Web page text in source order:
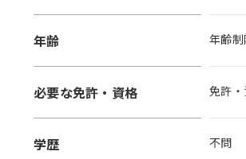
年齢 年齢
必要な免許・資格 免許
学歴 不問